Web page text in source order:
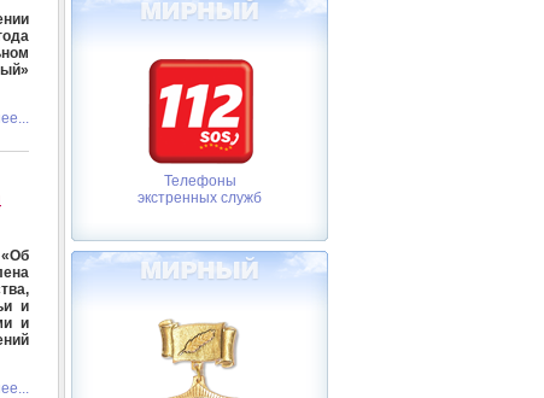
и
и
Телефоны
экстренных служб